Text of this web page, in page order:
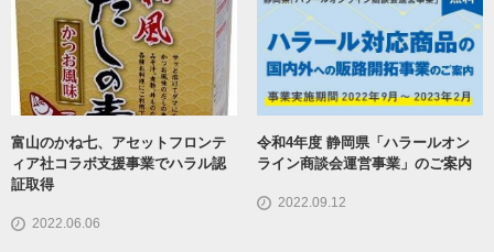
富山のかね七、アセットフロンテ
ィア社コラボ支援事業でハラル認
証取得
2022.06.06
令和4年度 静岡県「ハラールオン
ライン商談会運営事業」のご案内
2022.09.12